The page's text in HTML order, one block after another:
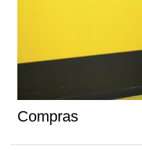
Compras